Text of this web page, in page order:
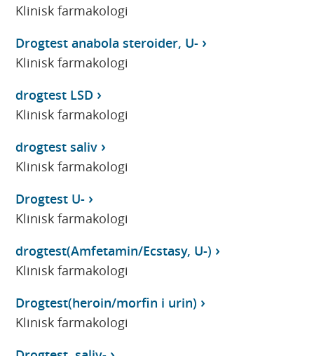
Klinisk farmakologi
Drogtest anabola steroider, U-
Klinisk farmakologi
drogtest LSD
Klinisk farmakologi
drogtest saliv
Klinisk farmakologi
Drogtest U-
Klinisk farmakologi
drogtest(Amfetamin/Ecstasy, U-)
Klinisk farmakologi
Drogtest(heroin/morfin i urin)
Klinisk farmakologi